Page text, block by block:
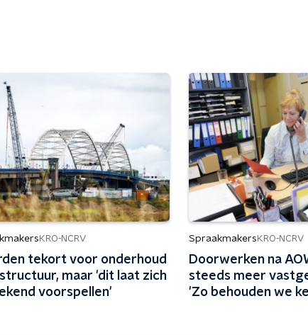
KRO-NCRV
tekort voor onderhoud
maar 'dit laat zich
voorspellen'
Spraakmakers KRO-NCRV
Doorwerken na
steeds meer
'Zo behouden we